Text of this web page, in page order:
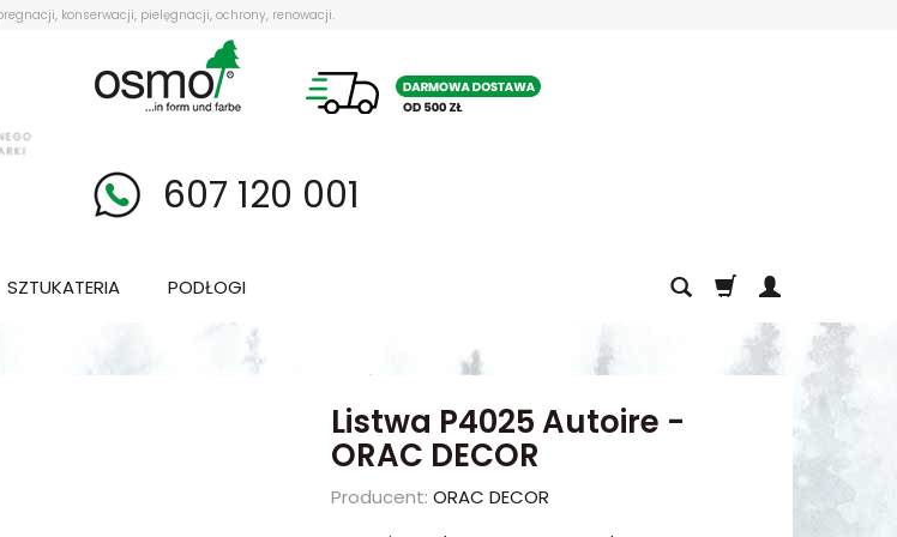
konserwacji, pielęgnacji, ochrony, renowacji.
607 120 001
SZTUKATERIA PODŁOGI
Listwa P4025 Autoire -
ORAC DECOR
Producent: ORAC DECOR